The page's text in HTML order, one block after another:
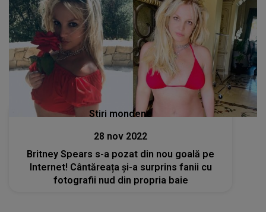
Stiri mondene
28 nov 2022
Britney Spears s-a pozat din nou goală pe
Internet! Cântăreața și-a surprins fanii cu
fotografii nud din propria baie